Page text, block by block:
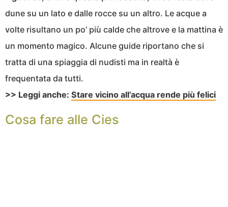
dune su un lato e dalle rocce su un altro. Le acque a
volte risultano un po’ più calde che altrove e la mattina è
un momento magico. Alcune guide riportano che si
tratta di una spiaggia di nudisti ma in realtà è
frequentata da tutti.
>> Leggi anche: Stare vicino all’acqua rende più felici
Cosa fare alle Cies